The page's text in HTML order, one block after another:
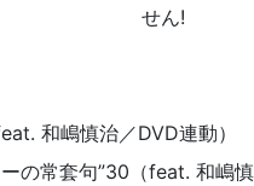
せん!
和嶋慎治／DVD連動）
の常套句”30（feat. 和嶋慎